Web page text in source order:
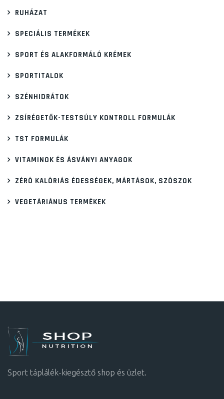
RUHÁZAT
SPECIÁLIS TERMÉKEK
SPORT ÉS ALAKFORMÁLÓ KRÉMEK
SPORTITALOK
SZÉNHIDRÁTOK
ZSÍRÉGETŐK-TESTSÚLY KONTROLL FORMULÁK
TST FORMULÁK
VITAMINOK ÉS ÁSVÁNYI ANYAGOK
ZÉRÓ KALÓRIÁS ÉDESSÉGEK, MÁRTÁSOK, SZÓSZOK
VEGETÁRIÁNUS TERMÉKEK
Sport táplálék-kiegésztő shop és üzlet.